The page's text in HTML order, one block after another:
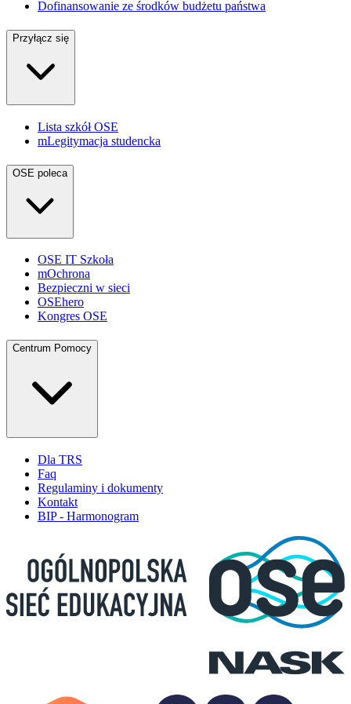
Dofinansowanie ze środków budżetu państwa
Przyłącz się
Lista szkół OSE
mLegitymacja studencka
OSE poleca
OSE IT Szkoła
mOchrona
Bezpieczni w sieci
OSEhero
Kongres OSE
Centrum Pomocy
Dla TRS
Faq
Regulaminy i dokumenty
Kontakt
BIP - Harmonogram